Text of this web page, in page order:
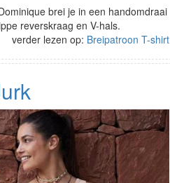
brei je in een handomdraai
reverskraag en V-hals.
verder lezen op: Breipatroon T-shirt